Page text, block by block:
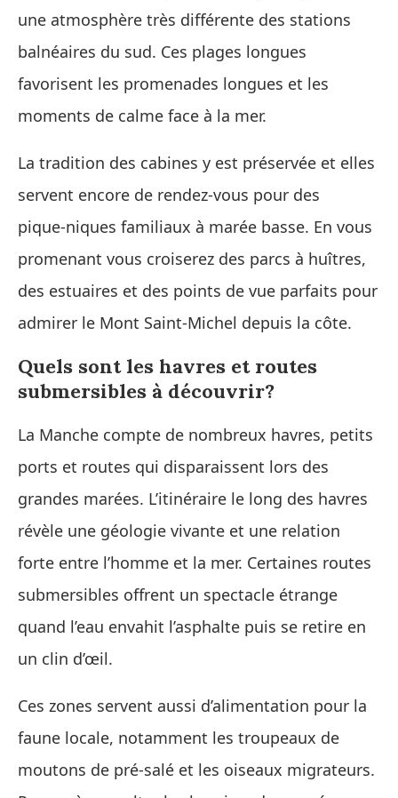
une atmosphère très différente des stations
balnéaires du sud. Ces plages longues
favorisent les promenades longues et les
moments de calme face à la mer.
La tradition des cabines y est préservée et elles
servent encore de rendez‑vous pour des
pique‑niques familiaux à marée basse. En vous
promenant vous croiserez des parcs à huîtres,
des estuaires et des points de vue parfaits pour
admirer le Mont Saint‑Michel depuis la côte.
Quels sont les havres et routes
submersibles à découvrir?
La Manche compte de nombreux havres, petits
ports et routes qui disparaissent lors des
grandes marées. L’itinéraire le long des havres
révèle une géologie vivante et une relation
forte entre l’homme et la mer. Certaines routes
submersibles offrent un spectacle étrange
quand l’eau envahit l’asphalte puis se retire en
un clin d’œil.
Ces zones servent aussi d’alimentation pour la
faune locale, notamment les troupeaux de
moutons de pré‑salé et les oiseaux migrateurs.